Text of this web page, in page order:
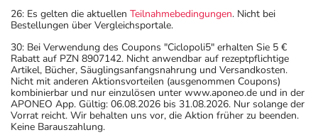
26: Es gelten die aktuellen Teilnahmebedingungen. Nicht bei
Bestellungen über Vergleichsportale.
30: Bei Verwendung des Coupons "Ciclopoli5" erhalten Sie 5 €
Rabatt auf PZN 8907142. Nicht anwendbar auf rezeptpflichtige
Artikel, Bücher, Säuglingsanfangsnahrung und Versandkosten.
Nicht mit anderen Aktionsvorteilen (ausgenommen Coupons)
kombinierbar und nur einzulösen unter www.aponeo.de und in der
APONEO App. Gültig: 06.08.2026 bis 31.08.2026. Nur solange der
Vorrat reicht. Wir behalten uns vor, die Aktion früher zu beenden.
Keine Barauszahlung.